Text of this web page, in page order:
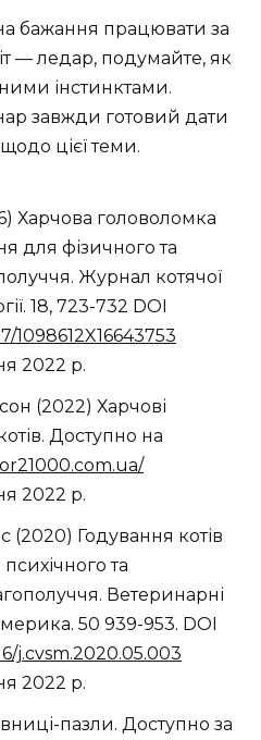
бажання працювати за
— ледар, подумайте, як
інстинктами.
завжди готовий дати
цієї теми.
Харчова головоломка
для фізичного та
Журнал котячої
18, 723-732 DOI
1098612X16643753
2022 р.
(2022) Харчові
Доступно на
2022 р.
(2020) Годування котів
та
Ветеринарні
50 939-953. DOI
j.cvsm.2020.05.003
2022 р.
пазли. Доступно за